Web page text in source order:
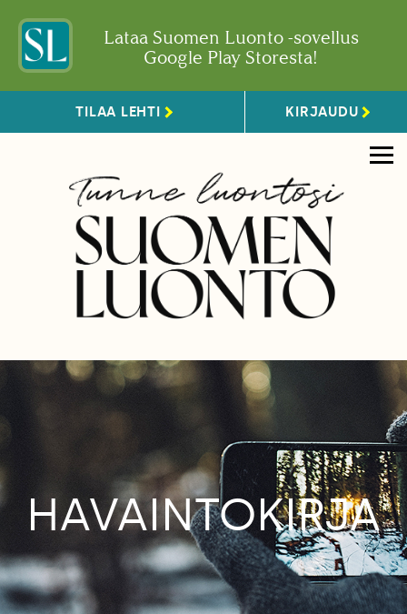
Lataa Suomen Luonto -sovellus
Google Play Storesta!
TILAA LEHTI KIRJAUDU
HAVAINTOKIRJA